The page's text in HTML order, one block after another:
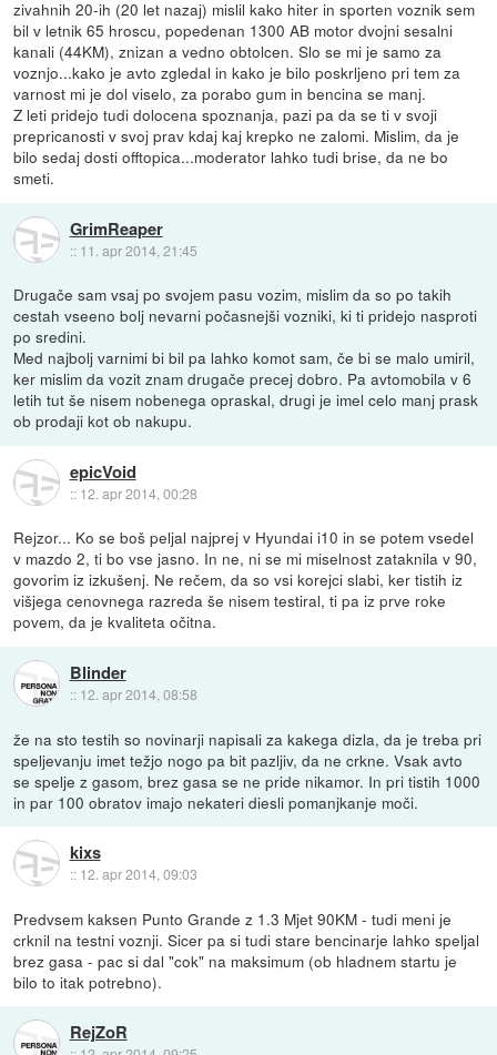
zivahnih 20-ih (20 let nazaj) mislil kako hiter in sporten voznik sem
bil v letnik 65 hroscu, popedenan 1300 AB motor dvojni sesalni
kanali (44KM), znizan a vedno obtolcen. Slo se mi je samo za
voznjo...kako je avto zgledal in kako je bilo poskrljeno pri tem za
varnost mi je dol viselo, za porabo gum in bencina se manj.
Z leti pridejo tudi dolocena spoznanja, pazi pa da se ti v svoji
prepricanosti v svoj prav kdaj kaj krepko ne zalomi. Mislim, da je
bilo sedaj dosti offtopica...moderator lahko tudi brise, da ne bo
smeti.
GrimReaper
:: 11. apr 2014, 21:45
Drugače sam vsaj po svojem pasu vozim, mislim da so po takih
cestah vseeno bolj nevarni počasnejši vozniki, ki ti pridejo nasproti
po sredini.
Med najbolj varnimi bi bil pa lahko komot sam, če bi se malo umiril,
ker mislim da vozit znam drugače precej dobro. Pa avtomobila v 6
letih tut še nisem nobenega opraskal, drugi je imel celo manj prask
ob prodaji kot ob nakupu.
epicVoid
:: 12. apr 2014, 00:28
Rejzor... Ko se boš peljal najprej v Hyundai i10 in se potem vsedel
v mazdo 2, ti bo vse jasno. In ne, ni se mi miselnost zataknila v 90,
govorim iz izkušenj. Ne rečem, da so vsi korejci slabi, ker tistih iz
višjega cenovnega razreda še nisem testiral, ti pa iz prve roke
povem, da je kvaliteta očitna.
Blinder
:: 12. apr 2014, 08:58
že na sto testih so novinarji napisali za kakega dizla, da je treba pri
speljevanju imet težjo nogo pa bit pazljiv, da ne crkne. Vsak avto
se spelje z gasom, brez gasa se ne pride nikamor. In pri tistih 1000
in par 100 obratov imajo nekateri diesli pomanjkanje moči.
kixs
:: 12. apr 2014, 09:03
Predvsem kaksen Punto Grande z 1.3 Mjet 90KM - tudi meni je
crknil na testni voznji. Sicer pa si tudi stare bencinarje lahko speljal
brez gasa - pac si dal "cok" na maksimum (ob hladnem startu je
bilo to itak potrebno).
RejZoR